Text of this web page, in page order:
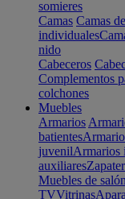
somieres
Camas Camas
individuales
nido
Cabeceros
Complementos
colchones
Muebles
Armarios
batientes
juvenilArmarios
auxiliares
Muebles de salón
TVVitrinas